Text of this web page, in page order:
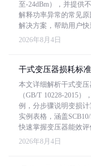
至-24dBm），并提供
解释功率异常的常见
解决方案，帮助用户快
2026年8月4日
干式变压器损耗标
本文详细解析干式变
（GB/T 10228-2015
例，分步骤说明变损
实例表格，涵盖
快速掌握变压器能效评
2026年8月4日